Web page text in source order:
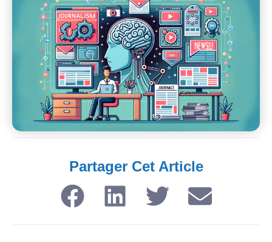
Partager Cet Article​